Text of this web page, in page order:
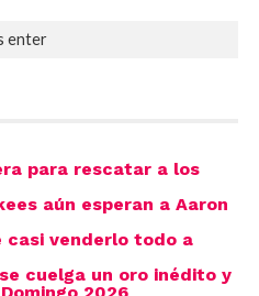
para rescatar a los
aún esperan a Aaron
casi venderlo todo a
cuelga un oro inédito y